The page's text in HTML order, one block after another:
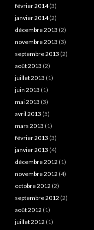
février 2014(3)
janvier 2014(2)
décembre 2013 (2)
novembre 2013 (3)
septembre 2013 (2)
août 2013 (2)
juillet 2013 (1)
juin 2013 (1)
mai 2013 (3)
avril 2013 (5)
mars 2013 (1)
février 2013 (3)
janvier 2013 (4)
décembre 2012 (1)
novembre 2012 (4)
octobre 2012 (2)
septembre 2012 (2)
août 2012 (1)
juillet 2012 (1)